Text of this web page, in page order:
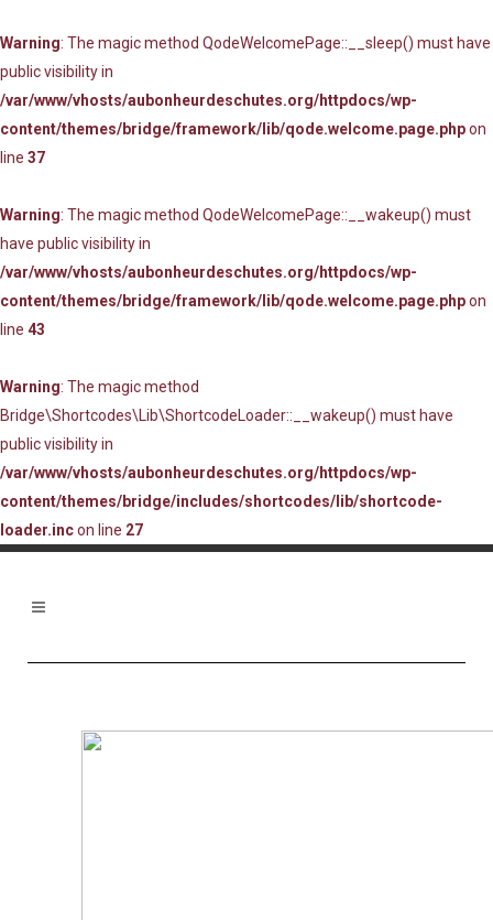
Warning: The magic method QodeWelcomePage::__sleep() must have
public visibility in
/var/www/vhosts/aubonheurdeschutes.org/httpdocs/wp-
content/themes/bridge/framework/lib/qode.welcome.page.phpon
line 37
Warning: The magic method QodeWelcomePage::__wakeup() must
have public visibility in
/var/www/vhosts/aubonheurdeschutes.org/httpdocs/wp-
content/themes/bridge/framework/lib/qode.welcome.page.phpon
line 43
Warning: The magic method
Bridge\Shortcodes\Lib\ShortcodeLoader::__wakeup() must have
public visibility in
/var/www/vhosts/aubonheurdeschutes.org/httpdocs/wp-
content/themes/bridge/includes/shortcodes/lib/shortcode-
loader.incon line 27